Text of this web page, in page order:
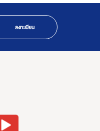
ลงทะเบียน